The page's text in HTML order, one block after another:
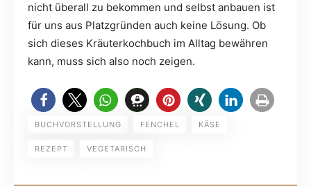
nicht überall zu bekommen und selbst anbauen ist
für uns aus Platzgründen auch keine Lösung. Ob
sich dieses Kräuterkochbuch im Alltag bewähren
kann, muss sich also noch zeigen.
BUCHVORSTELLUNG FENCHEL KÄSE
REZEPT VEGETARISCH